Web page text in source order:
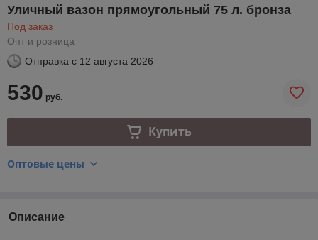
Уличный вазон прямоугольный 75 л. бронза
Под заказ
Опт и розница
Отправка с 12 августа 2026
530 руб.
Купить
Оптовые цены
Описание